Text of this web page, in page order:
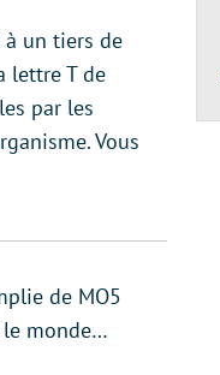
à un tiers de
lettre T de
par les
Vous
de MO5
monde…